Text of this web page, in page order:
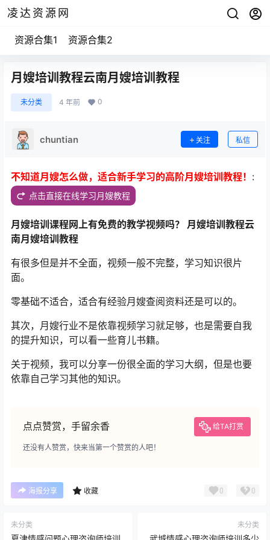
凌达资源网
资源合集1 资源合集2
月嫂培训教程云南月嫂培训教程
未分类 4 年前 0
chuntian 关注 私信
不知道月嫂怎么做，适合新手学习的高阶月嫂培训教程！ :
点击直接在线学习月嫂教程
月嫂培训课程网上有免费的教学视频吗？ 月嫂培训教程云
南月嫂培训教程
有很多但是并不全面，视频一般不完整，学习知识很片
面。
零基础不适合，适合有经验月嫂查阅资料还是可以的。
其次，月嫂行业不是依靠视频学习就足够，也是需要自我
的提升知识，可以看一些育儿书籍。
关于视频，我可以分享一份很全面的学习大纲，但是也要
依靠自己学习其他的知识。
点点赞赏，手留余香 给TA打赏
还没有人赞赏，快来当第一个赞赏的人吧！
海报分享 收藏 0 0
未分类 未分类